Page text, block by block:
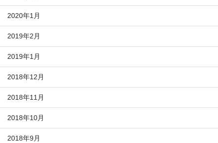
2020年1月
2019年2月
2019年1月
2018年12月
2018年11月
2018年10月
2018年9月